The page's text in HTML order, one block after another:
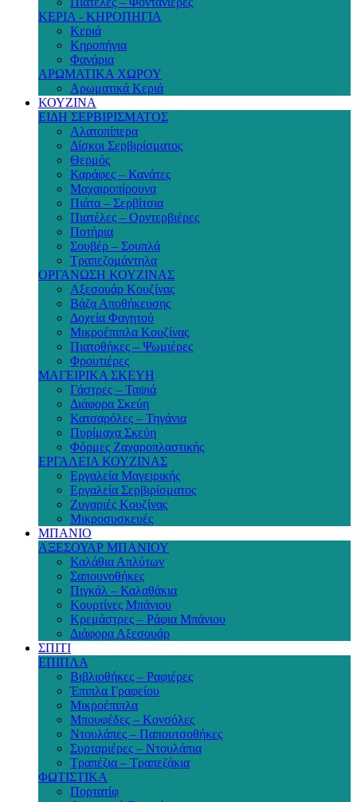
ΚΕΡΙΑ - ΚΗΡΟΠΗΓΙΑ
Κεριά
Κηροπήγια
Φανάρια
ΑΡΩΜΑΤΙΚΑ ΧΩΡΟΥ
Αρωματικά Κεριά
ΚΟΥΖΙΝΑ
ΕΙΔΗ ΣΕΡΒΙΡΙΣΜΑΤΟΣ
Αλατοπίπερα
Δίσκοι Σερβιρίσματος
Θερμός
Καράφες – Κανάτες
Μαχαιροπίρουνα
Πιάτα – Σερβίτσια
Πιατέλες – Ορντερβιέρες
Ποτήρια
Σουβέρ – Σουπλά
Τραπεζομάντηλα
ΟΡΓΑΝΩΣΗ ΚΟΥΖΙΝΑΣ
Αξεσουάρ Κουζίνας
Βάζα Αποθήκευσης
Δοχεία Φαγητού
Μικροέπιπλα Κουζίνας
Πιατοθήκες – Ψωμιέρες
Φρουτιέρες
ΜΑΓΕΙΡΙΚΑ ΣΚΕΥΗ
Γάστρες – Ταψιά
Διάφορα Σκεύη
Κατσαρόλες – Τηγάνια
Πυρίμαχα Σκεύη
Φόρμες Ζαχαροπλαστικής
ΕΡΓΑΛΕΙΑ ΚΟΥΖΙΝΑΣ
Εργαλεία Μαγειρικής
Εργαλεία Σερβιρίσματος
Ζυγαριές Κουζίνας
Μικροσυσκευές
ΜΠΑΝΙΟ
ΑΞΕΣΟΥΑΡ ΜΠΑΝΙΟΥ
Καλάθια Απλύτων
Σαπουνοθήκες
Πιγκάλ – Καλαθάκια
Κουρτίνες Μπάνιου
Κρεμάστρες – Ράφια Μπάνιου
Διάφορα Αξεσουάρ
ΣΠΙΤΙ
ΕΠΙΠΛΑ
Βιβλιοθήκες – Ραφιέρες
Έπιπλα Γραφείου
Μικροέπιπλα
Μπουφέδες – Κονσόλες
Ντουλάπες – Παπουτσοθήκες
Συρταριέρες – Ντουλάπια
Τραπέζια – Τραπεζάκια
ΦΩΤΙΣΤΙΚΑ
Πορτατίφ